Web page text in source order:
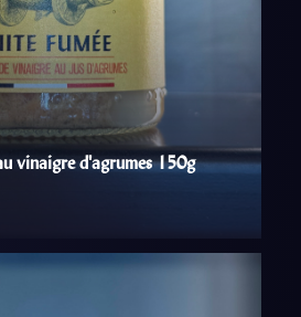
vinaigre d'agrumes 150g